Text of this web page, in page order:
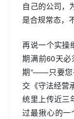
自己的公司，
是合规常态，
再说一个实操
期满前60天必
期”——只要您
交《守法经营
统里上传近三
过最揪心的一